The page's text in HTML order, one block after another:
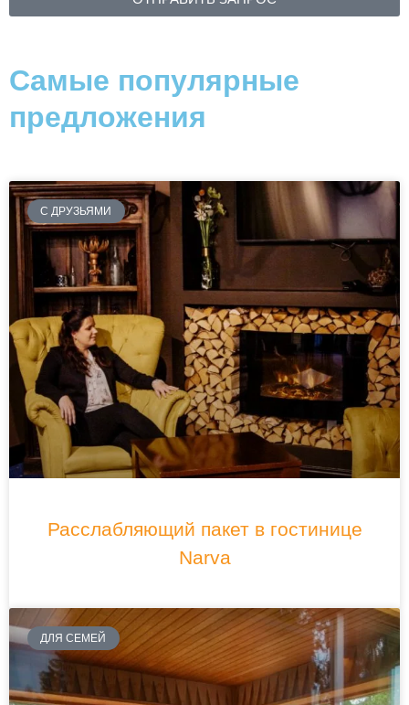
Самые популярные
предложения
С ДРУЗЬЯМИ
Расслабляющий пакет в гостинице
Narva
ДЛЯ СЕМЕЙ